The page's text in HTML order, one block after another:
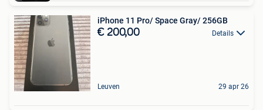
iPhone 11 Pro/ Space Gray/ 256GB
€ 200,00 Details
Leuven 29 apr 26